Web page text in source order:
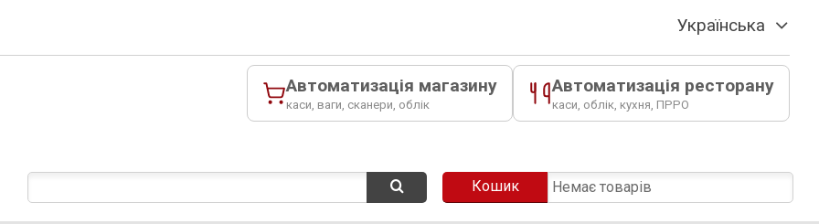
Українська
Автоматизація магазину
каси, ваги, сканери, облік
Автоматизація ресторану
каси, облік, кухня, ПРРО
Кошик Немає товарів